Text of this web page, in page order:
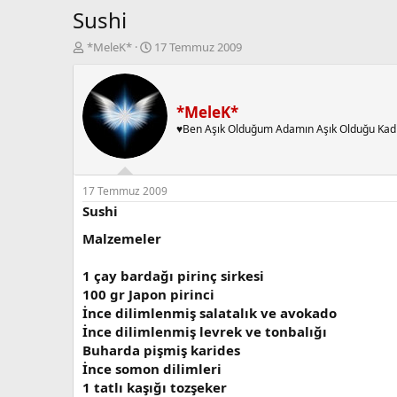
Sushi
K
b
u
a
ş
l
a
t
n
*MeleK*
B
l
g
ç
t
a
i
17 Temmuz 2009
*MeleK*
♥Ben Aşık Olduğum Adamın Aşık Olduğu
17 Temmuz 2009
Sushi
Malzemeler
1 çay bardağı pirinç sirkesi
100 gr Japon pirinci
İnce dilimlenmiş salatalık ve avokado
İnce dilimlenmiş levrek ve tonbalığı
Buharda pişmiş karides
İnce somon dilimleri
1 tatlı kaşığı tozşeker